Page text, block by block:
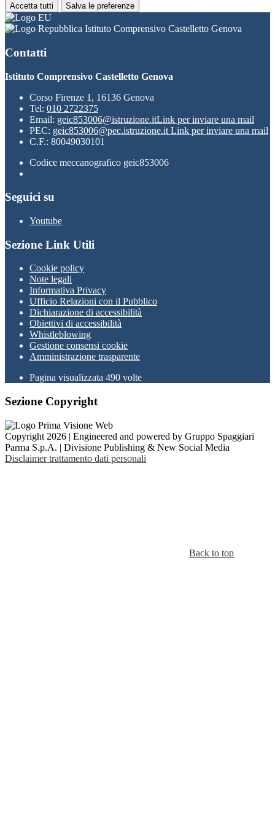
Accetta tutti Salva le preferenze
Istituto Comprensivo Castelletto Genova
Contatti
Istituto Comprensivo Castelletto Genova
Corso Firenze 1, 16136 Genova
Tel: 010 2722375
Email: geic853006@istruzione.itLink per inviare una mail
PEC: geic853006@pec.istruzione.it Link per inviare una mail
C.F.: 80049030101
Codice meccanografico geic853006
Seguici su
Youtube
Sezione Link Utili
Cookie policy
Note legali
Informativa Privacy
Ufficio Relazioni con il Pubblico
Dichiarazione di accessibilità
Obiettivi di accessibilità
Whistleblowing
Gestione consensi cookie
Amministrazione trasparente
Pagina visualizzata 490 volte
Sezione Copyright
Copyright 2026 | Engineered and powered by Gruppo Spaggiari
Parma S.p.A. | Divisione Publishing & New Social Media
Disclaimer trattamento dati personali
Back to top